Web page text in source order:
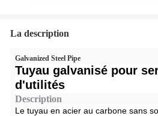
La description
Galvanized Steel Pipe
Tuyau galvanisé pour
d'utilités
Description
Le tuyau en acier au carbone sans